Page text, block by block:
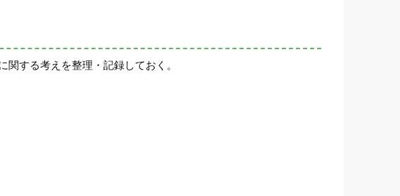
する考えを整理・記録しておく。